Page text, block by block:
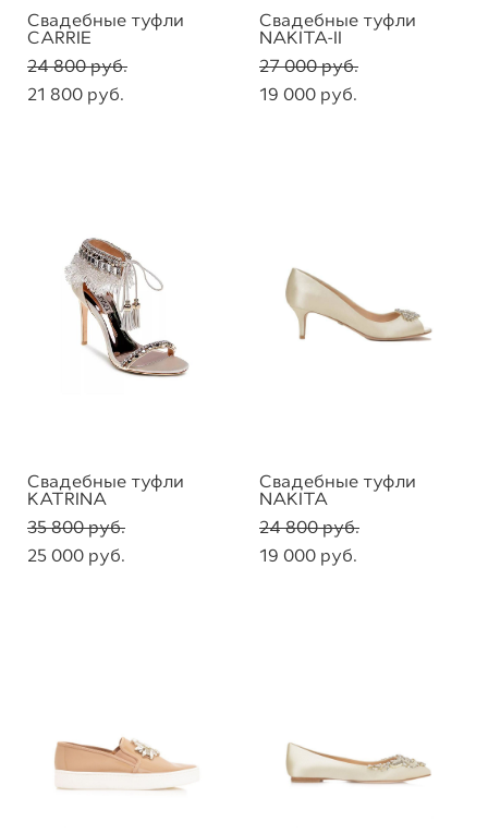
Свадебные туфли
CARRIE
24 800 pуб.
21 800 pуб.
Свадебные туфли
NAKITA-II
27 000 pуб.
19 000 pуб.
Свадебные туфли
KATRINA
35 800 pуб.
25 000 pуб.
Свадебные туфли
NAKITA
24 800 pуб.
19 000 pуб.